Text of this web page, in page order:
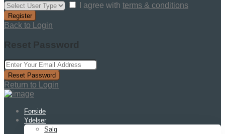
I agree with terms & conditions
Register
Back to Login
Reset Password
Reset Password
Return to Login
Forside
Ydelser
Salg